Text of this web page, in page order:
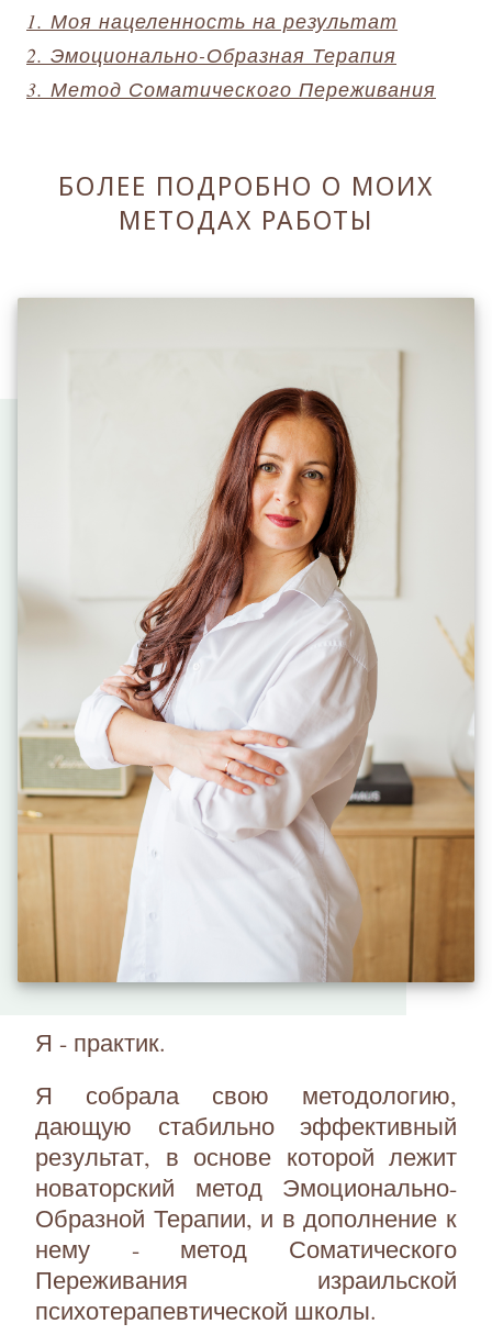
1. Моя нацеленность на результат
2. Эмоционально-Образная Терапия
3. Метод Соматического Переживания
БОЛЕЕ ПОДРОБНО О МОИХ
МЕТОДАХ РАБОТЫ
Я - практик.
Я собрала свою методологию,
дающую стабильно эффективный
результат, в основе которой лежит
новаторский метод Эмоционально-
Образной Терапии, и в дополнение к
нему - метод Соматического
Переживания израильской
психотерапевтической школы.